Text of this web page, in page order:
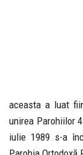
aceasta a luat
unirea Parohiilor
iulie 1989 s-a